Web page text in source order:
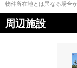
物件所在地とは異なる場合
周辺施設